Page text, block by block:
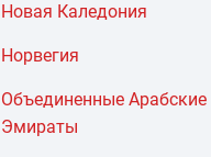
Новая Каледония
Норвегия
Объединенные Арабские
Эмираты